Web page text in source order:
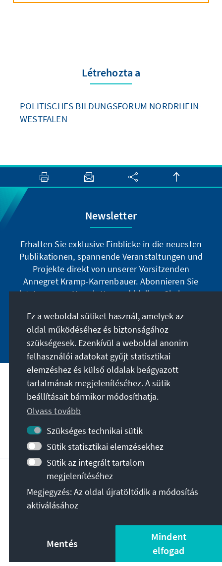
Létrehozta a
POLITISCHES BILDUNGSFORUM NORDRHEIN-
WESTFALEN
Newsletter
Erhalten Sie exklusive Einblicke in die neuesten
Publikationen, spannende Veranstaltungen und
Projekte direkt von unserer Vorsitzenden
Annegret Kramp-Karrenbauer. Abonnieren Sie
jetzt unseren Newsletter und bleiben Sie immer
Jetzt abonnieren
A célunk
Kapcsolat
További ajánlatok az alapítványtól
Impresszum
Adatvédelem
Felhasználási feltételek
Erklärung zur Barrierefreiheit
Barriere melden
© Konrad-Adenauer-Stiftung e.V. 2026
Ez a weboldal sütiket használ, amelyek az
oldal működéséhez és biztonságához
szükségesek. Ezenkívül a weboldal anonim
felhasználói adatokat gyűjt statisztikai
elemzéshez és külső oldalak beágyazott
tartalmának megjelenítéséhez. A sütik
beállításait bármikor módosíthatja.
Olvass tovább
Szükséges technikai sütik
Sütik statisztikai elemzésekhez
Sütik az integrált tartalom
megjelenítéséhez
Megjegyzés: Az oldal újratöltődik a módosítás
aktiválásához
Mentés
Mindent
elfogad